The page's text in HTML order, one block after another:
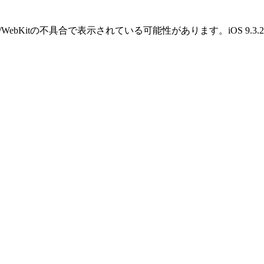
の不具合で表示されている可能性があります。iOS